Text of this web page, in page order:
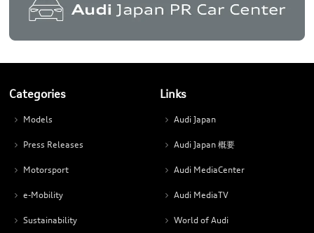
Categories
Models
Press Releases
Motorsport
e-Mobility
Sustainability
Links
Audi Japan
Audi Japan 概要
Audi MediaCenter
Audi MediaTV
World of Audi